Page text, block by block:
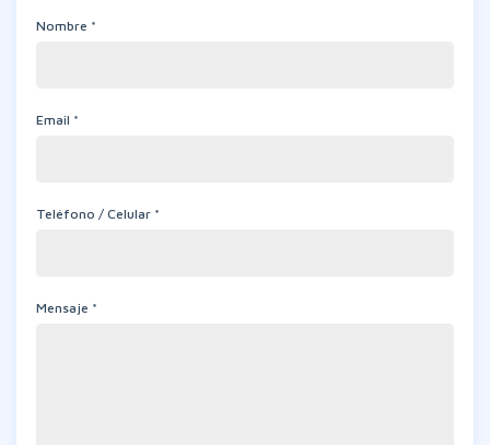
Nombre *
Email *
Teléfono / Celular *
Mensaje *